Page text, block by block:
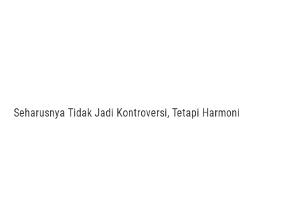
Seharusnya Tidak Jadi Kontroversi, Tetapi Harmoni